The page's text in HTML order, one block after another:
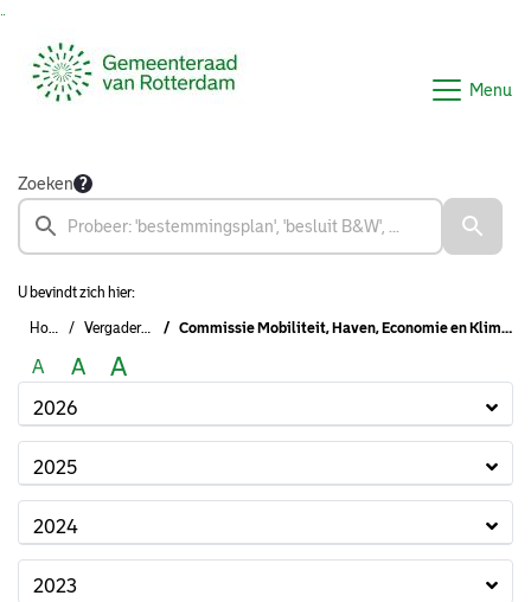
Menu
Zoeken
U bevindt zich hier:
Home Vergaderingen Commissie Mobiliteit, Haven, Economie en Klimaat (2022-2026)
A A A
2026
2025
2024
2023